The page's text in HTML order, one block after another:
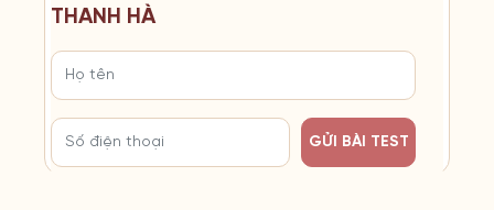
THANH HÀ
GỬI BÀI TEST